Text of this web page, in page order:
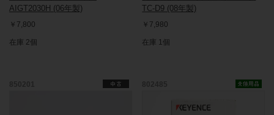
AIGT2030H (06年製)
￥7,800
在庫 2個
TC-D9 (08年製)
￥7,980
在庫 1個